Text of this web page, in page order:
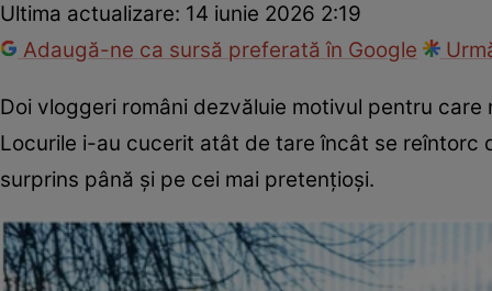
Ultima actualizare: 14 iunie 2026 2:19
Adaugă-ne ca sursă preferată în Google
Doi vloggeri români dezvăluie motivul pentru
Locurile i-au cucerit atât de tare încât se reîntorc
surprins până și pe cei mai pretențioși.